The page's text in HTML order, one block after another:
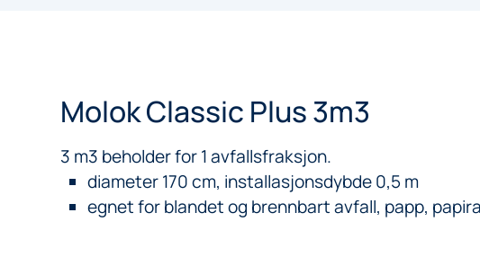
Molok Classic Plus 3m3
3 m3 beholder for 1 avfallsfraksjon.
diameter 170 cm, installasjonsdybde 0,5 m
egnet for blandet og brennbart avfall, papp,